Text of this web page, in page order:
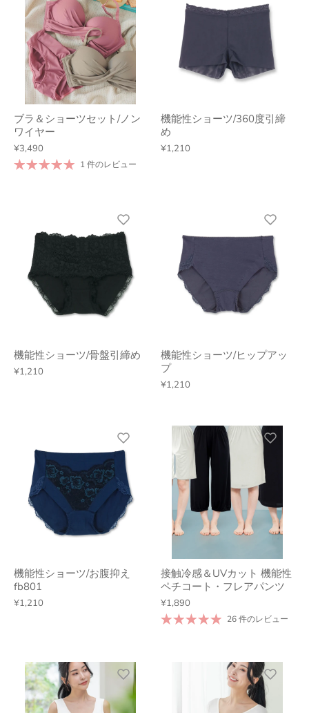
ブラ＆ショーツセット/ノン
ワイヤー
¥3,490
1 件のレビュー
機能性ショーツ/360度引締
め
¥1,210
機能性ショーツ/骨盤引締め
¥1,210
機能性ショーツ/ヒップアッ
プ
¥1,210
機能性ショーツ/お腹抑え
fb801
¥1,210
接触冷感＆UVカット 機能性
ペチコート・フレアパンツ
¥1,890
26 件のレビュー